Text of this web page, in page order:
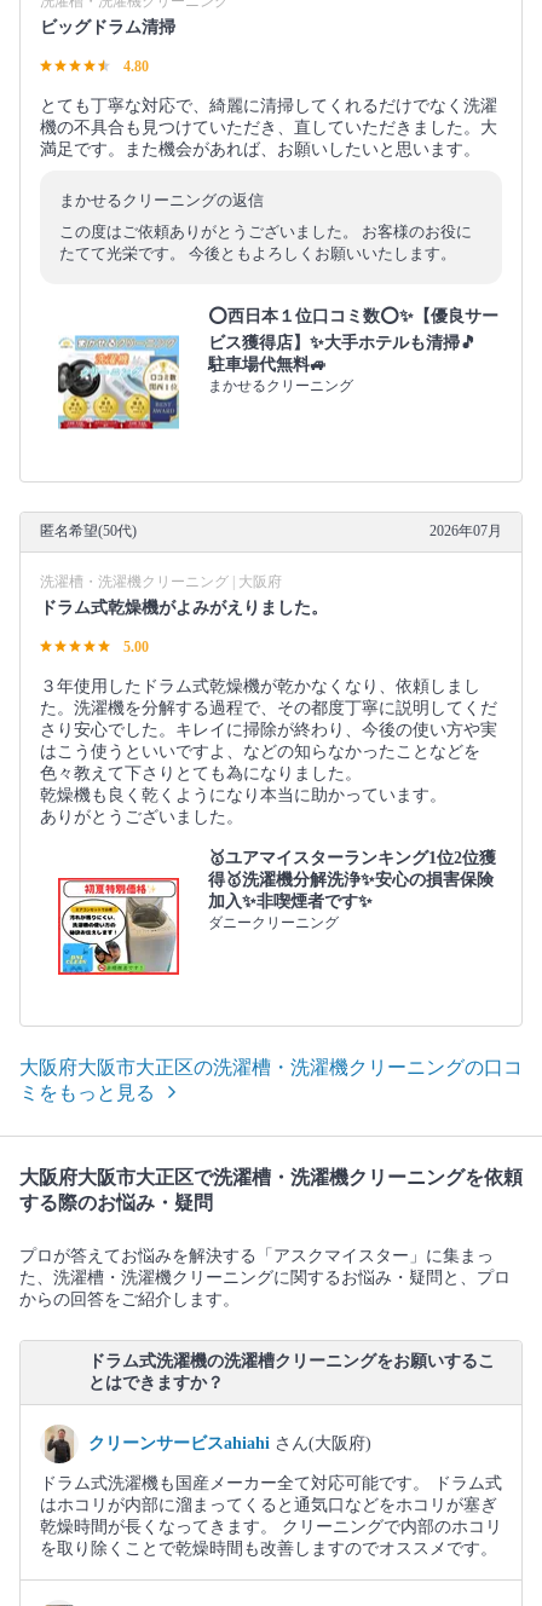
ビッグドラム清掃
4.80
とても丁寧な対応で、綺麗に清掃してくれるだけでなく洗濯
機の不具合も見つけていただき、直していただきました。大
満足です。また機会があれば、お願いしたいと思います。
まかせるクリーニングの返信
この度はご依頼ありがとうございました。 お客様のお役に
たてて光栄です。 今後ともよろしくお願いいたします。
⭕西日本１位口コミ数⭕✨【優良サー
ビス獲得店】✨大手ホテルも清掃🎵
駐車場代無料🚙
まかせるクリーニング
匿名希望(50代) 2026年07月
洗濯槽・洗濯機クリーニング | 大阪府
ドラム式乾燥機がよみがえりました。
5.00
３年使用したドラム式乾燥機が乾かなくなり、依頼しまし
た。洗濯機を分解する過程で、その都度丁寧に説明してくだ
さり安心でした。キレイに掃除が終わり、今後の使い方や実
はこう使うといいですよ、などの知らなかったことなどを
色々教えて下さりとても為になりました。
乾燥機も良く乾くようになり本当に助かっています。
ありがとうございました。
🥇ユアマイスターランキング1位2位獲
得🥇洗濯機分解洗浄✨安心の損害保険
加入✨非喫煙者です✨
ダニークリーニング
大阪府大阪市大正区の洗濯槽・洗濯機クリーニングの口コ
ミをもっと見る
大阪府大阪市大正区で洗濯槽・洗濯機クリーニングを依頼
する際のお悩み・疑問
プロが答えてお悩みを解決する「アスクマイスター」に集まっ
た、洗濯槽・洗濯機クリーニングに関するお悩み・疑問と、プロ
からの回答をご紹介します。
ドラム式洗濯機の洗濯槽クリーニングをお願いするこ
とはできますか？
クリーンサービスahiahi さん(大阪府)
ドラム式洗濯機も国産メーカー全て対応可能です。 ドラム式
はホコリが内部に溜まってくると通気口などをホコリが塞ぎ
乾燥時間が長くなってきます。 クリーニングで内部のホコリ
を取り除くことで乾燥時間も改善しますのでオススメです。